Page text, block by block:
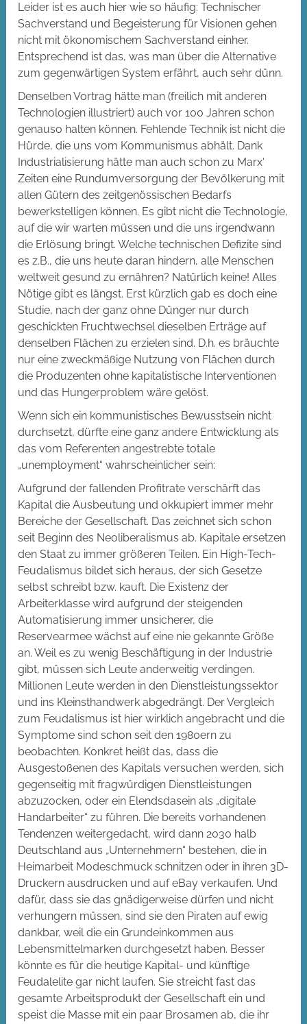
Leider ist es auch hier wie so häufig: Technischer
Sachverstand und Begeisterung für Visionen gehen
nicht mit ökonomischem Sachverstand einher.
Entsprechend ist das, was man über die Alternative
zum gegenwärtigen System erfährt, auch sehr dünn.
Denselben Vortrag hätte man (freilich mit anderen
Technologien illustriert) auch vor 100 Jahren schon
genauso halten können. Fehlende Technik ist nicht die
Hürde, die uns vom Kommunismus abhält. Dank
Industrialisierung hätte man auch schon zu Marx‘
Zeiten eine Rundumversorgung der Bevölkerung mit
allen Gütern des zeitgenössischen Bedarfs
bewerkstelligen können. Es gibt nicht die Technologie,
auf die wir warten müssen und die uns irgendwann
die Erlösung bringt. Welche technischen Defizite sind
es z.B., die uns heute daran hindern, alle Menschen
weltweit gesund zu ernähren? Natürlich keine! Alles
Nötige gibt es längst. Erst kürzlich gab es doch eine
Studie, nach der ganz ohne Dünger nur durch
geschickten Fruchtwechsel dieselben Erträge auf
denselben Flächen zu erzielen sind. D.h. es bräuchte
nur eine zweckmäßige Nutzung von Flächen durch
die Produzenten ohne kapitalistische Interventionen
und das Hungerproblem wäre gelöst.
Wenn sich ein kommunistisches Bewusstsein nicht
durchsetzt, dürfte eine ganz andere Entwicklung als
das vom Referenten angestrebte totale
„unemployment“ wahrscheinlicher sein:
Aufgrund der fallenden Profitrate verschärft das
Kapital die Ausbeutung und okkupiert immer mehr
Bereiche der Gesellschaft. Das zeichnet sich schon
seit Beginn des Neoliberalismus ab. Kapitale ersetzen
den Staat zu immer größeren Teilen. Ein High-Tech-
Feudalismus bildet sich heraus, der sich Gesetze
selbst schreibt bzw. kauft. Die Existenz der
Arbeiterklasse wird aufgrund der steigenden
Automatisierung immer unsicherer, die
Reservearmee wächst auf eine nie gekannte Größe
an. Weil es zu wenig Beschäftigung in der Industrie
gibt, müssen sich Leute anderweitig verdingen.
Millionen Leute werden in den Dienstleistungssektor
und ins Kleinsthandwerk abgedrängt. Der Vergleich
zum Feudalismus ist hier wirklich angebracht und die
Symptome sind schon seit den 1980ern zu
beobachten. Konkret heißt das, dass die
Ausgestoßenen des Kapitals versuchen werden, sich
gegenseitig mit fragwürdigen Dienstleistungen
abzuzocken, oder ein Elendsdasein als „digitale
Handarbeiter“ zu führen. Die bereits vorhandenen
Tendenzen weitergedacht, wird dann 2030 halb
Deutschland aus „Unternehmern“ bestehen, die in
Heimarbeit Modeschmuck schnitzen oder in ihren 3D-
Druckern ausdrucken und auf eBay verkaufen. Und
dafür, dass sie das gnädigerweise dürfen und nicht
verhungern müssen, sind sie den Piraten auf ewig
dankbar, weil die ein Grundeinkommen aus
Lebensmittelmarken durchgesetzt haben. Besser
könnte es für die heutige Kapital- und künftige
Feudalelite gar nicht laufen. Sie streicht fast das
gesamte Arbeitsprodukt der Gesellschaft ein und
speist die Masse mit ein paar Brosamen ab, die ihr